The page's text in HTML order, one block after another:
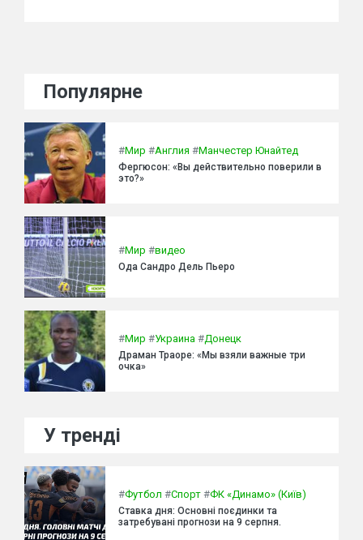
Популярне
#Мир #Англия #Манчестер Юнайтед
Фергюсон: «Вы действительно поверили в
это?»
#Мир #видео
Ода Сандро Дель Пьеро
#Мир #Украина #Донецк
Драман Траоре: «Мы взяли важные три
очка»
У тренді
#Футбол #Спорт #ФК «Динамо» (Київ)
Ставка дня: Основні поєдинки та
затребувані прогнози на 9 серпня.